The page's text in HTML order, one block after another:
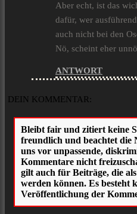
Aber echt, ist das
dafür, wer
auch nicht bei den
Nö, scheint eher
ANTWORT
DEIN KOMMENTAR: